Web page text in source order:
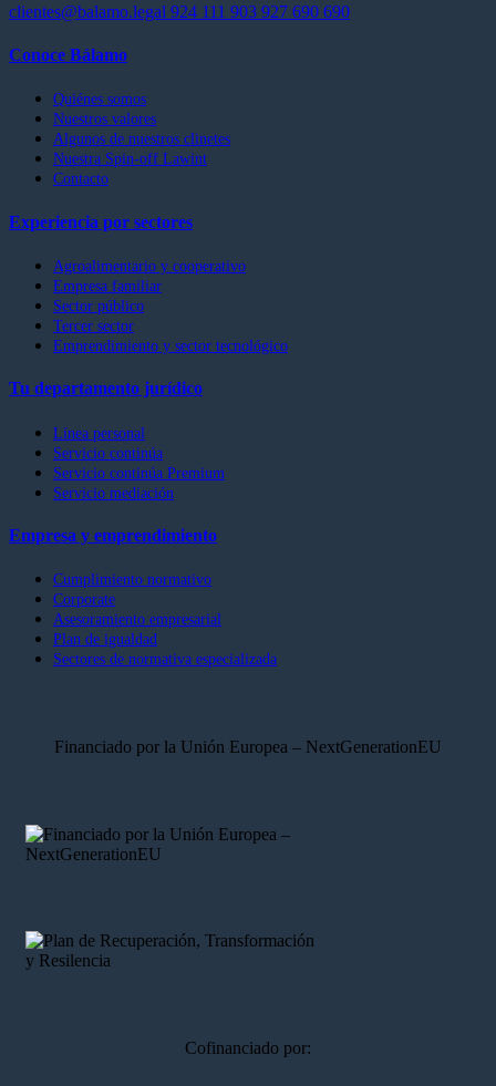
clientes@balamo.legal 924 111 903 927 690 690
Conoce Bálamo
Quiénes somos
Nuestros valores
Algunos de nuestros clinetes
Nuestra Spin-off Lawint
Contacto
Experiencia por sectores
Agroalimentario y cooperativo
Empresa familiar
Sector público
Tercer sector
Emprendimiento y sector tecnológico
Tu departamento jurídico
Línea personal
Servicio continúa
Servicio continúa Premium
Servicio mediación
Empresa y emprendimiento
Cumplimiento normativo
Corporate
Asesoramiento empresarial
Plan de igualdad
Sectores de normativa especializada
Financiado por la Unión Europea – NextGenerationEU
Cofinanciado por: